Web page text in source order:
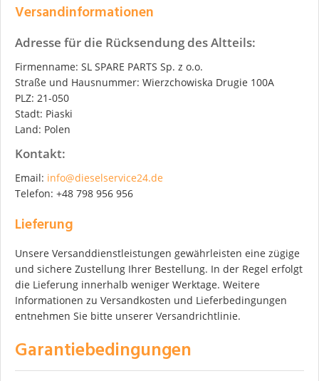
Versandinformationen
Adresse für die Rücksendung des Altteils:
Firmenname: SL SPARE PARTS Sp. z o.o.
Straße und Hausnummer: Wierzchowiska Drugie 100A
PLZ: 21-050
Stadt: Piaski
Land: Polen
Kontakt:
Email: info@dieselservice24.de
Telefon: +48 798 956 956
Lieferung
Unsere Versanddienstleistungen gewährleisten eine zügige
und sichere Zustellung Ihrer Bestellung. In der Regel erfolgt
die Lieferung innerhalb weniger Werktage. Weitere
Informationen zu Versandkosten und Lieferbedingungen
entnehmen Sie bitte unserer Versandrichtlinie.
Garantiebedingungen